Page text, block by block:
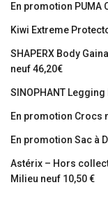
En promotion PUMA
Kiwi Extreme
SHAPERX Body
neuf 46,20€
SINOPHANT
En promotion Crocs
En promotion Sac à
Astérix – Hors
Milieu neuf 10,50 €